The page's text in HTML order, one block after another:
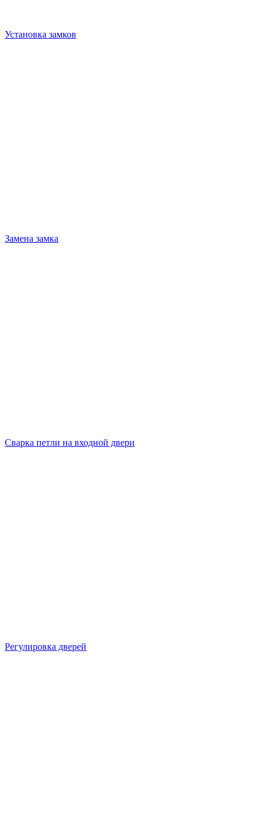
Установка замков
Замена замка
Сварка петли на входной двери
Регулировка дверей